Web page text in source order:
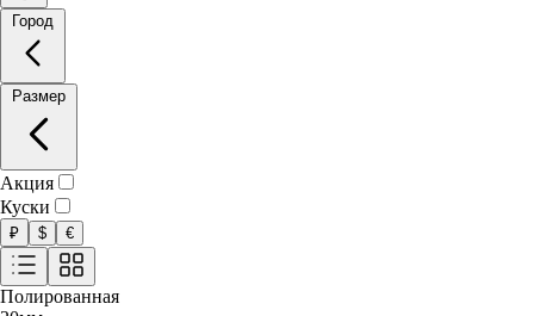
Акция
Куски
₽ $ €
Полированная